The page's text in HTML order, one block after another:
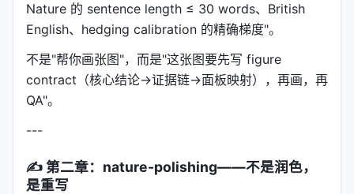
Nature 的 sentence length ≤ 30 words、British
English、hedging calibration 的精确梯度"。
不是"帮你画张图"，而是"这张图要先写 figure
contract（核心结论→证据链→面板映射），再画，再
QA"。
---
✍️ 第二章：nature-polishing——不是润色，
是重写